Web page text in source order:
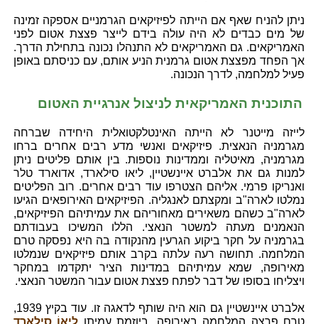
ניתן להניח שאף אם הייתה לפיזיקאים הגרמניים אספקה זמינה
של מים כבדים לא היה עולה בידם לייצר פצצת אטום לפני
האמריקאים. גם האמריקאים לא התנהלו נכונה בתחילת הדרך.
אך הפחד מפצצת אטום גרמנית הניע אותם, עם כניסתם באופן
פעיל למלחמה, לדרך הנכונה.
התוכנית האמריקאית לניצול אנרגיית האטום
לייזה מייטנר לא הייתה האינטלקטואלית היחידה שברחה
מגרמניה הנאצית. פיזיקאים ואנשי מדע רבים אחרים ברחו
מגרמניה, מאיטליה וממדינות נוספות. בין אותם פליטים ניתן
למנות גם את אלברט איינשטיין, ליאו סילארד, אדוארד טלר
ואנריקו פרמי. אליהם הצטרפו עוד רבים אחרים. רוב הפליטים
נמלטו לארה"ב ומקצתם לאנגליה. הפיזיקאים האירופאים הגיעו
לארה"ב כשהם משאירים מאחוריהם את עמיתיהם הפיזיקאים,
הנאמנים מעתה למשטר הנאצי. הללו המשיכו בעבודתם
בגרמניה על חקר ביקוע הגרעין מהנקודה בה היא נפסקה טרם
המלחמה. תחושה רעה עלתה בקרב אותם פיזיקאים שנמלטו
מאירופה, שמא עמיתיהם במדינות הציר יתקדמו במחקר
ויצליחו בסופו של דבר לפתח פצצת אטום עבור המשטר הנאצי.
אלברט איינשטיין גם הוא היה שותף לדאגה זו. עוד בקיץ 1939,
טרם פרצה המלחמה באירופה, ביוזמת עמיתו לִיאוֹ סִילַארְד